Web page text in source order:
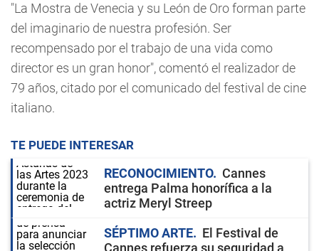
"La Mostra de Venecia y su León de Oro forman parte
del imaginario de nuestra profesión. Ser
recompensado por el trabajo de una vida como
director es un gran honor", comentó el realizador de
79 años, citado por el comunicado del festival de cine
italiano.
TE PUEDE INTERESAR
RECONOCIMIENTO
Cannes
entrega Palma honorífica a la
actriz Meryl Streep
SÉPTIMO ARTE
El Festival de
Cannes refuerza su seguridad a